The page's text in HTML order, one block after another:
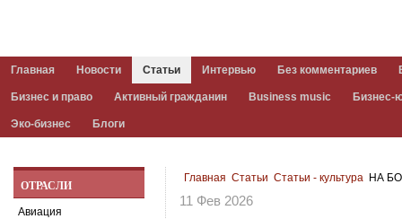
Главная Новости Статьи Интервью Без комментариев
Бизнес и право Активный гражданин Business music Бизнес-
Эко-бизнес Блоги
Главная Статьи Статьи - культура НА
11 Фев 2026
ОТРАСЛИ
Авиация